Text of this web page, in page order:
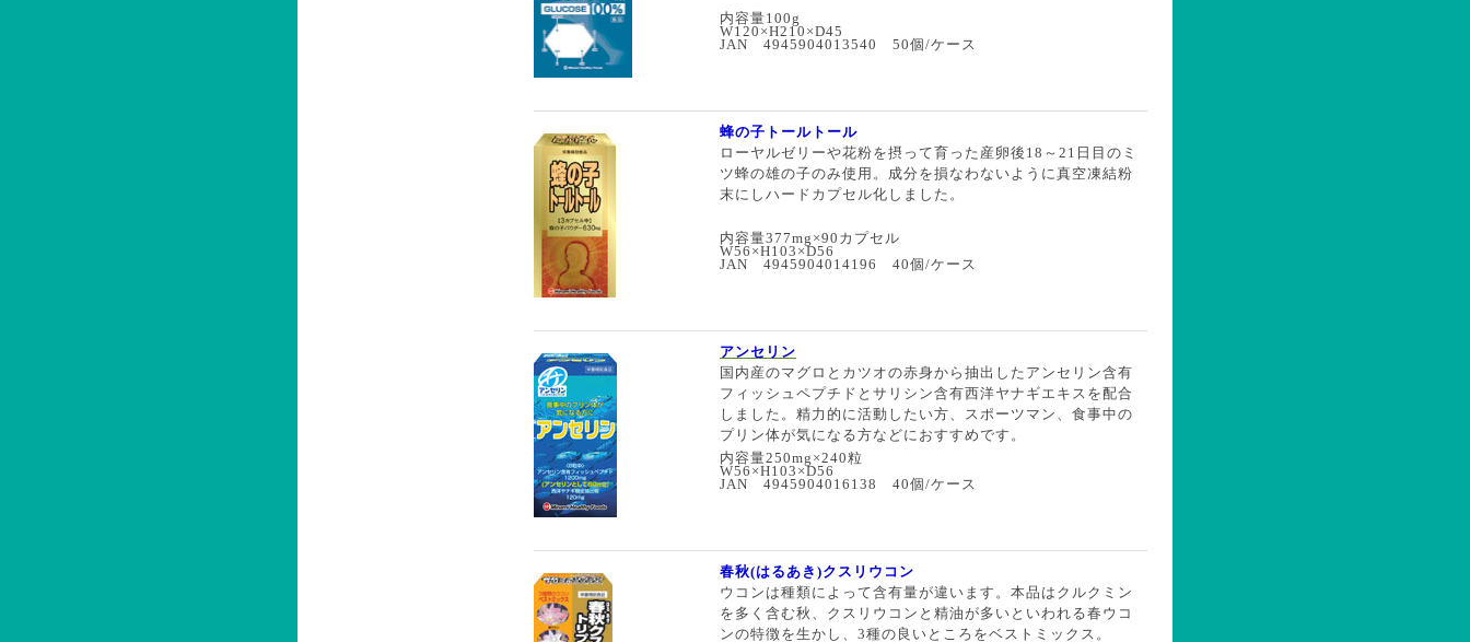
内容量100g
W120×H210×D45
JAN 4945904013540 50個/ケース
蜂の子トールトール
ローヤルゼリーや花粉を摂って育った産卵後18～21日目のミ
ツ蜂の雄の子のみ使用。成分を損なわないように真空凍結粉
末にしハードカプセル化しました。
内容量377mg×90カプセル
W56×H103×D56
JAN 4945904014196 40個/ケース
アンセリン
国内産のマグロとカツオの赤身から抽出したアンセリン含有
フィッシュペプチドとサリシン含有西洋ヤナギエキスを配合
しました。精力的に活動したい方、スポーツマン、食事中の
プリン体が気になる方などにおすすめです。
内容量250mg×240粒
W56×H103×D56
JAN 4945904016138 40個/ケース
春秋(はるあき)クスリウコン
ウコンは種類によって含有量が違います。本品はクルクミン
を多く含む秋、クスリウコンと精油が多いといわれる春ウコ
ンの特徴を生かし、3種の良いところをベストミックス。